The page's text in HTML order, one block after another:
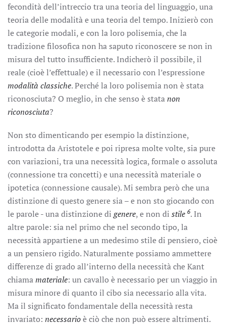
fecondità dell’intreccio tra una teoria del linguaggio, una
teoria delle modalità e una teoria del tempo. Inizierò con
le categorie modali, e con la loro polisemia, che la
tradizione filosofica non ha saputo riconoscere se non in
misura del tutto insufficiente. Indicherò il possibile, il
reale (cioè l’effettuale) e il necessario con l’espressione
modalità classiche. Perché la loro polisemia non è stata
riconosciuta? O meglio, in che senso è statanon
riconosciuta?
Non sto dimenticando per esempio la distinzione,
introdotta da Aristotele e poi ripresa molte volte, sia pure
con variazioni, tra una necessità logica, formale o assoluta
(connessione tra concetti) e una necessità materiale o
ipotetica (connessione causale). Mi sembra però che una
distinzione di questo genere sia – e non sto giocando con
le parole - una distinzione di genere, e non di stile 6. In
altre parole: sia nel primo che nel secondo tipo, la
necessità appartiene a un medesimo stile di pensiero, cioè
a un pensiero rigido. Naturalmente possiamo ammettere
differenze di grado all’interno della necessità che Kant
chiamamateriale: un cavallo è necessario per un viaggio in
misura minore di quanto il cibo sia necessario alla vita.
Ma il significato fondamentale della necessità resta
invariato: necessarioè ciò che non può essere altrimenti.